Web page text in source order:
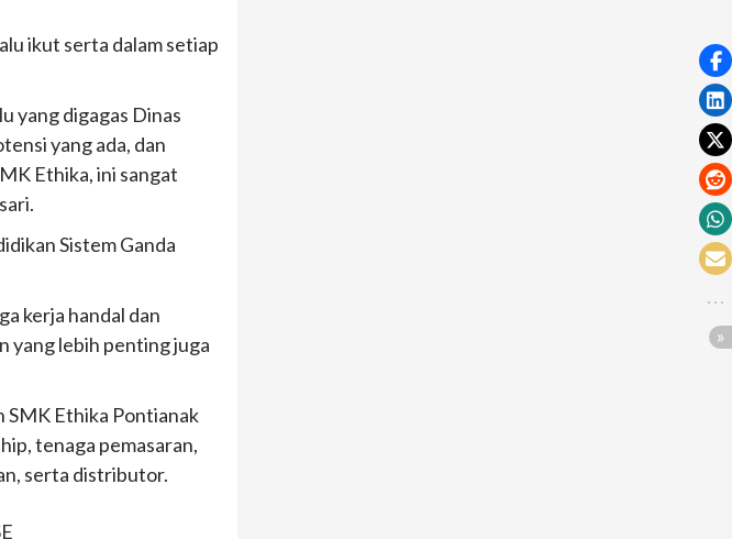
ikut serta dalam setiap
yang digagas Dinas
yang ada, dan
Ethika, ini sangat
Sistem Ganda
kerja handal dan
yang lebih penting juga
SMK Ethika Pontianak
tenaga pemasaran,
serta distributor.